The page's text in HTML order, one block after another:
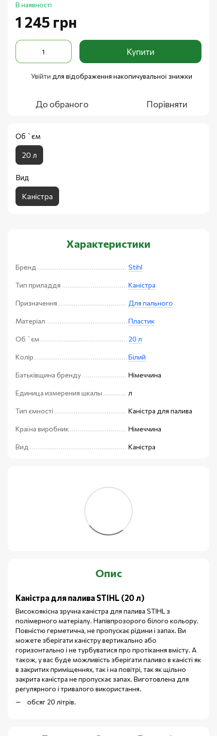
В наявності
1 245 грн
Купити
Увійти для відображення накопичувальної знижки
До обраного Порівняти
Об `єм
20 л
Вид
Каністра
Характеристики
Бренд Stihl
Тип приладдя Каністра
Призначення Для пального
Матеріал Пластик
Об `єм 20 л
Колір Білий
Батьківщина бренду Німеччина
Единица измерения шкалы л
Тип ємності Каністра для палива
Країна виробник Німеччина
Вид Каністра
Опис
Каністра для палива STIHL (20 л)
Високоякісна зручна каністра для палива STIHL з
полімерного матеріалу. Напівпрозорого білого кольору.
Повністю герметична, не пропускає рідини і запах. Ви
можете зберігати каністру вертикально або
горизонтально і не турбуватися про протікання вмісту. А
також, у вас буде можливість зберігати паливо в каністі як
в закритих приміщеннях, так і на повітрі, так як щільно
закрита каністра не пропускає запах. Виготовлена для
регулярного і тривалого використання.
обсяг 20 літрів.